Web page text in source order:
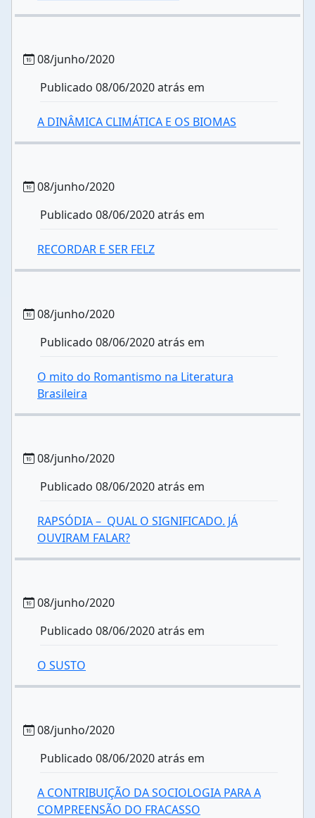
08/junho/2020
Publicado 08/06/2020 atrás em
A DINÂMICA CLIMÁTICA E OS BIOMAS
08/junho/2020
Publicado 08/06/2020 atrás em
RECORDAR E SER FELZ
08/junho/2020
Publicado 08/06/2020 atrás em
O mito do Romantismo na Literatura
Brasileira
08/junho/2020
Publicado 08/06/2020 atrás em
RAPSÓDIA – QUAL O SIGNIFICADO. JÁ
OUVIRAM FALAR?
08/junho/2020
Publicado 08/06/2020 atrás em
O SUSTO
08/junho/2020
Publicado 08/06/2020 atrás em
A CONTRIBUIÇÃO DA SOCIOLOGIA PARA A
COMPREENSÃO DO FRACASSO